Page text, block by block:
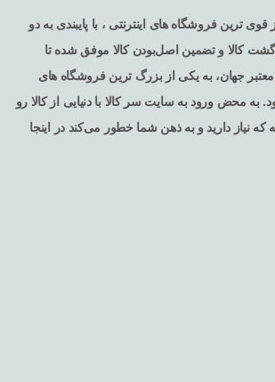
ترین فروشگاه های اینترنتی ، با پایبندی به دو
کالا و تضمین اصل‌بودن کالا موفق شده تا
جهان، به یکی از بزرگ ترین فروشگاه های
به محض ورود به سایت سر کالا با دنیایی از کالا رو
نیاز دارید و به ذهن شما خطور می‌کند در اینجا